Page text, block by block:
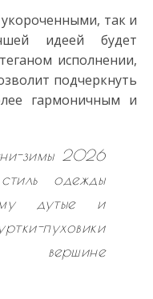
так и
идеей будет
исполнении,
подчеркнуть
гармоничным и
зимы 2026
одежды
дутые и
пуховики
вершине